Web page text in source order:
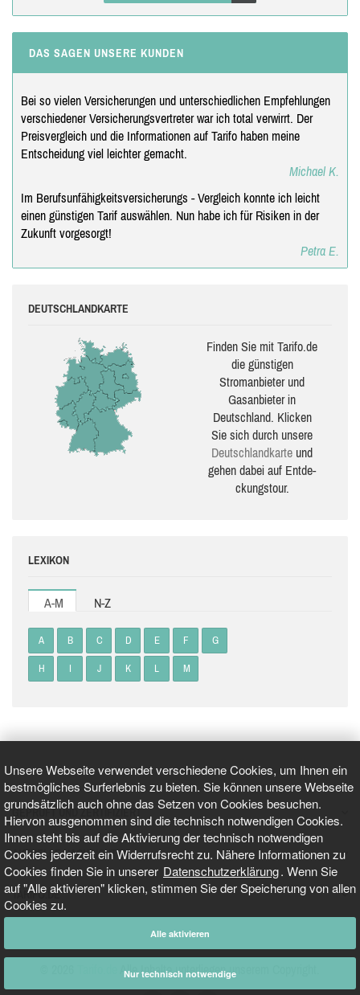
Unsere Webseite verwendet verschiedene Cookies, um Ihnen ein
bestmögliches Surferlebnis zu bieten. Sie können unsere Webseite
grundsätzlich auch ohne das Setzen von Cookies besuchen.
Hiervon ausgenommen sind die technisch notwendigen Cookies.
Ihnen steht bis auf die Aktivierung der technisch notwendigen
Cookies jederzeit ein Widerrufsrecht zu. Nähere Informationen zu
Cookies finden Sie in unserer Datenschutzerklärung. Wenn Sie
auf "Alle aktivieren" klicken, stimmen Sie der Speicherung von allen
Cookies zu.
Alle aktivieren
Nur technisch notwendige
DAS SAGEN UNSERE KUNDEN
Bei so vielen Versicherungen und unterschiedlichen Empfehlungen
verschiedener Versicherungsvertreter war ich total verwirrt. Der
Preisvergleich und die Informationen auf Tarifo haben meine
Entscheidung viel leichter gemacht.
Michael K.
Im Berufsunfähigkeitsversicherungs - Vergleich konnte ich leicht
einen günstigen Tarif auswählen. Nun habe ich für Risiken in der
Zukunft vorgesorgt!
Petra E.
DEUTSCHLANDKARTE
Finden Sie mit Tarifo.de
die güns­ti­gen
Stromanbieter und
Gasanbieter in
Deutschland. Klicken
Sie sich durch unsere
Deutsch­land­karte und
gehen dabei auf Ent­de­
ckungs­tour.
LEXIKON
A-M N-Z
A B C D E F G
H I J K L M
GEPRÜFT UND ZERTIFIZIERT
AKTUELLE NACHRICHTEN
TARIFO.DE
Alle Inhalte unterliegen unserem Copyright.